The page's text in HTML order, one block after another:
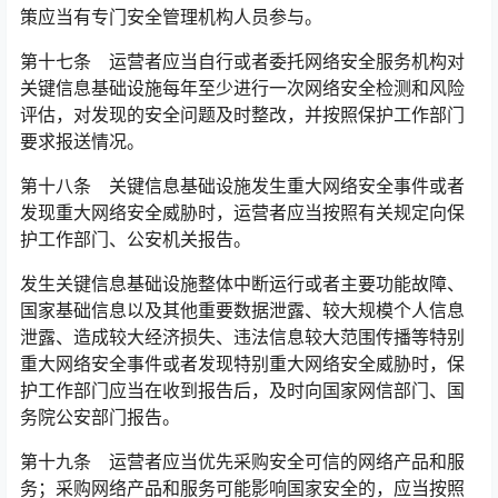
策应当有专门安全管理机构人员参与。
第十七条 运营者应当自行或者委托网络安全服务机构对
关键信息基础设施每年至少进行一次网络安全检测和风险
评估，对发现的安全问题及时整改，并按照保护工作部门
要求报送情况。󠅅󠅃󠄵󠅂󠄪󠇖󠆨󠆨󠇕󠆞󠆒󠅬󠇘󠆭󠆘󠇙󠆝󠅵󠇗󠆭󠆁󠄐󠇗󠅹󠅸󠇖󠆍󠅳󠇖󠅹󠅰󠇖󠆌󠅹
第十八条 关键信息基础设施发生重大网络安全事件或者
发现重大网络安全威胁时，运营者应当按照有关规定向保
护工作部门、公安机关报告。
发生关键信息基础设施整体中断运行或者主要功能故障、
国家基础信息以及其他重要数据泄露、较大规模个人信息
泄露、造成较大经济损失、违法信息较大范围传播等特别
重大网络安全事件或者发现特别重大网络安全威胁时，保
护工作部门应当在收到报告后，及时向国家网信部门、国
务院公安部门报告。󠅅󠅃󠄵󠅂󠄪󠇖󠆨󠆨󠇕󠆞󠆒󠅬󠇘󠆭󠆘󠇙󠆝󠅵󠇗󠆭󠆁󠄐󠇗󠅹󠅸󠇖󠆍󠅳󠇖󠅹󠅰󠇖󠆌󠅹
第十九条 运营者应当优先采购安全可信的网络产品和服
务；采购网络产品和服务可能影响国家安全的，应当按照